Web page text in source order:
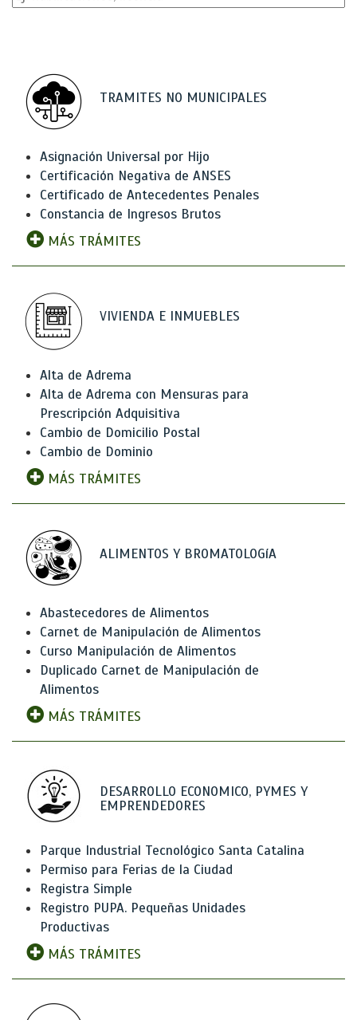
TRAMITES NO MUNICIPALES
Asignación Universal por Hijo
Certificación Negativa de ANSES
Certificado de Antecedentes Penales
Constancia de Ingresos Brutos
MÁS TRÁMITES
VIVIENDA E INMUEBLES
Alta de Adrema
Alta de Adrema con Mensuras para
Prescripción Adquisitiva
Cambio de Domicilio Postal
Cambio de Dominio
MÁS TRÁMITES
ALIMENTOS Y BROMATOLOGíA
Abastecedores de Alimentos
Carnet de Manipulación de Alimentos
Curso Manipulación de Alimentos
Duplicado Carnet de Manipulación de
Alimentos
MÁS TRÁMITES
DESARROLLO ECONOMICO, PYMES Y
EMPRENDEDORES
Parque Industrial Tecnológico Santa Catalina
Permiso para Ferias de la Ciudad
Registra Simple
Registro PUPA. Pequeñas Unidades
Productivas
MÁS TRÁMITES